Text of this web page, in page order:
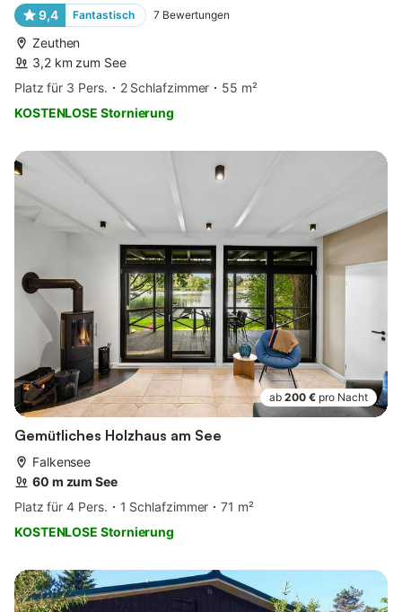
9,4 Fantastisch 7 Bewertungen
Zeuthen
3,2 km zum See
Platz für 3 Pers.
2 Schlafzimmer
55 m²
KOSTENLOSE Stornierung
ab 200 € pro Nacht
Gemütliches Holzhaus am See
Falkensee
60 m zum See
Platz für 4 Pers.
1 Schlafzimmer
71 m²
KOSTENLOSE Stornierung